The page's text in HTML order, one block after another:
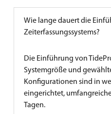
Wie lange dauert die
Zeiterfassungssystems?
Die Einführung von
Systemgröße und
Konfigurationen sind in
eingerichtet,
Tagen.